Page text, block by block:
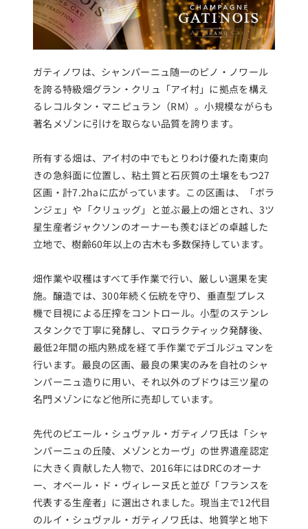
ガティノワは、シャンパーニュ随一のピノ・ノワール
を誇る特級畑グラン・クリュ「アイ村」に拠点を構え
るレコルタン・マニピュラン（RM）。小規模ながらも
著名メゾンに引けを取らない品質を誇ります。
所有する畑は、アイ村の中でもとりわけ優れた南東向
きの急斜面に位置し、粘土質と石灰質の土壌をもつ27
区画・計7.2haに広がっています。この区画は、「ボラ
ンジェ」や「クリュッグ」と並ぶ最上の畑とされ、3ツ
星生産者ジャクソンのオーナーも羨むほどの卓越した
立地で、樹齢60年以上の古木も多数保持しています。
畑作業や収穫はすべて手作業で行い、厳しい選果を実
施。醸造では、300年続く伝統を守り、垂直型プレス
機で目視による圧搾をコントロール。小型のステンレ
スタンクで丁寧に発酵し、マロラクティック発酵後、
最低2年間の瓶内熟成を経て手作業でデゴルジュマンを
行います。最良の区画、最良の果実のみを自社のシャ
ンパーニュ造りに用い、それ以外のブドウは三ツ星の
名門メゾンになど他所に売却しています。
先代のピエール・シュヴァル・ガティノワ氏は「シャ
ンパーニュの丘陵、メゾンとカーヴ」の世界遺産認定
に大きく貢献した人物で、2016年にはDRCのオーナ
ー、オベール・ド・ヴィレーヌ氏と並び「フランスを
代表する生産者」に選出されました。現当主で12代目
のルイ・シュヴァル・ガティノワ氏は、地質学と地下